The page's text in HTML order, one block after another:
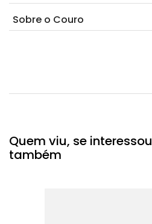
Sobre o Couro
Quem viu, se interessou
também